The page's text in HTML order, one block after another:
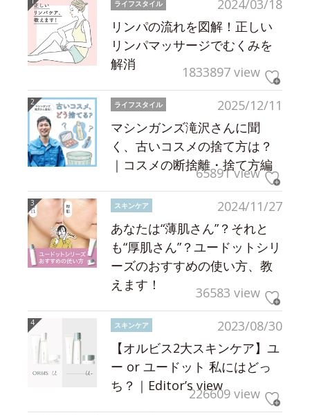
2024/03/18
ライフスタイル
リンパの流れを図解！正しい
リンパマッサージでむくみを
解消
1833897 view
2025/12/11
ライフスタイル
マシンガンズ滝沢さんに聞
く、古いコスメの捨て方は？
｜コスメの断捨離・捨て方編
65891 view
2024/11/27
スキンケア
あなたは“薄肌さん”？それと
も“厚肌さん”？ユードットシリ
ーズのおすすめの使い方、教
えます！
36583 view
2023/08/30
スキンケア
【オルビス2大スキンケア】ユ
ー or ユードット 私にはどっ
ち？｜Editor’s view226609 view